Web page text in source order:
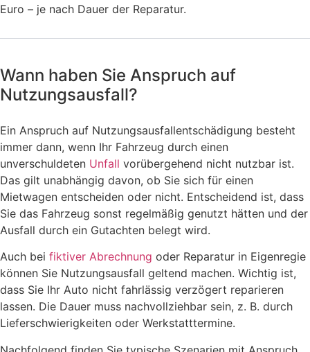
Euro – je nach Dauer der Reparatur.
Wann haben Sie Anspruch auf
Nutzungsausfall?
Ein Anspruch auf Nutzungsausfallentschädigung besteht
immer dann, wenn Ihr Fahrzeug durch einen
unverschuldeten Unfall vorübergehend nicht nutzbar ist.
Das gilt unabhängig davon, ob Sie sich für einen
Mietwagen entscheiden oder nicht. Entscheidend ist, dass
Sie das Fahrzeug sonst regelmäßig genutzt hätten und der
Ausfall durch ein Gutachten belegt wird.
Auch bei fiktiver Abrechnung oder Reparatur in Eigenregie
können Sie Nutzungsausfall geltend machen. Wichtig ist,
dass Sie Ihr Auto nicht fahrlässig verzögert reparieren
lassen. Die Dauer muss nachvollziehbar sein, z. B. durch
Lieferschwierigkeiten oder Werkstatttermine.